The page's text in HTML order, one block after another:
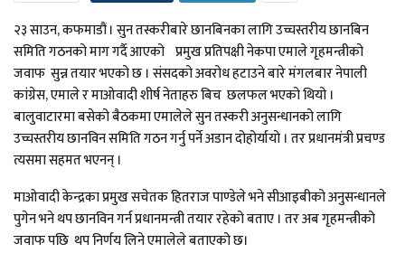
२३ साउन, कफमाडौं । सुन तस्करीबारे छानबिनका लागि उच्चस्तरीय छानबिन
समिति गठनको माग गर्दै आएको प्रमुख प्रतिपक्षी नेकपा एमाले गृहम‌न्त्रीको
जवाफ सुन्न तयार भएको छ । संसदको अवरोध हटाउने बारे मंगलबार नेपाली
कांग्रेस, एमाले र माओवादी शीर्ष नेताहरु बिच छलफल भएको थियो ।
बालुवाटारमा बसेको बैठकमा एमालेले सुन तस्करी अनुसन्धानको लागि
उच्चस्तरीय छानविन समिति गठन गर्नु पर्ने अडान दोहोर्यायो । तर प्रधानमंत्री प्रचण्ड
त्यसमा सहमत भएनन् ।
माओवादी केन्द्रका प्रमुख सचेतक हितराज पाण्डेले भने सीआइबीको अनुसन्धानले
पुगेन भने थप छानविन गर्न प्रधानमन्त्री तयार रहेको बताए । तर अब गृहमन्त्रीको
जवाफ पछि थप निर्णय लिने एमालेले बताएको छ।